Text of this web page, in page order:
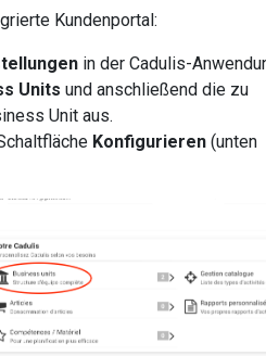
Kundenportal:
in der Cadulis-
Units und anschließend die zu
Unit aus.
Konfigurieren (unten